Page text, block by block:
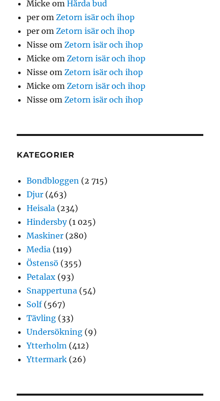
Micke omHårda bud
per omZetorn isär och ihop
per omZetorn isär och ihop
Nisse omZetorn isär och ihop
Micke omZetorn isär och ihop
Nisse omZetorn isär och ihop
Micke omZetorn isär och ihop
Nisse omZetorn isär och ihop
KATEGORIER
Bondbloggen (2 715)
Djur (463)
Heisala (234)
Hindersby(1 025)
Maskiner (280)
Media (119)
Östensö (355)
Petalax (93)
Snappertuna (54)
Solf(567)
Tävling (33)
Undersökning (9)
Ytterholm (412)
Yttermark (26)